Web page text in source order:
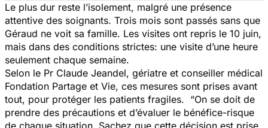
Le plus dur reste l’isolement, malgré une présence
attentive des soignants. Trois mois sont passés sans que
Géraud ne voit sa famille. Les visites ont repris le 10 juin,
mais dans des conditions strictes: une visite d’une heure
seulement chaque semaine.
Selon le Pr Claude Jeandel, gériatre et conseiller médical
Fondation Partage et Vie, ces mesures sont prises avant
tout, pour protéger les patients fragiles. “On se doit de
prendre des précautions et d’évaluer le bénéfice-risque
de chaque situation. Sachez que cette décision est prise